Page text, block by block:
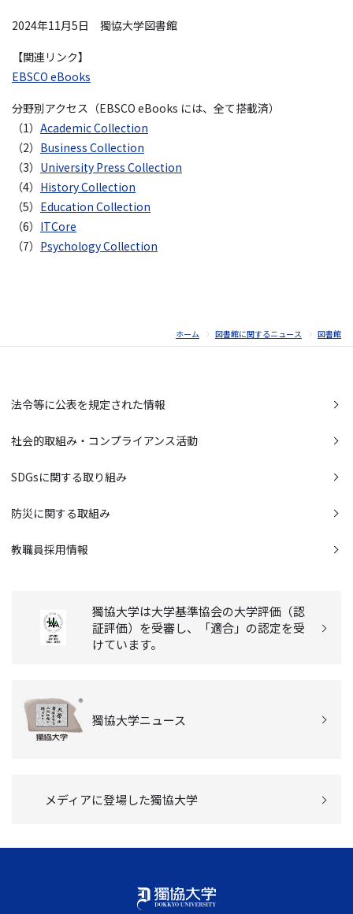
2024年11月5日 獨協大学図書館
【関連リンク】
EBSCO eBooks
分野別アクセス（EBSCO eBooks には、全て搭載済）
（1） Academic Collection
（2） Business Collection
（3） University Press Collection
（4） History Collection
（5） Education Collection
（6） ITCore
（7） Psychology Collection
ホーム 図書館に関するニュース 図書館
法令等に公表を規定された情報
社会的取組み・コンプライアンス活動
SDGsに関する取り組み
防災に関する取組み
教職員採用情報
獨協大学は大学基準協会の大学評価（認
証評価）を受審し、「適合」の認定を受
けています。
獨協大学ニュース
メディアに登場した獨協大学